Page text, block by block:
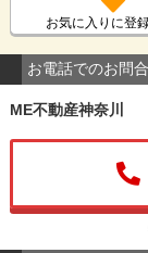
お気に入りに登
お電話でのお問
ME不動産神奈川